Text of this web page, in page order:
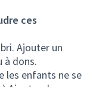
ces
Ajouter un
à dons.
les enfants ne se